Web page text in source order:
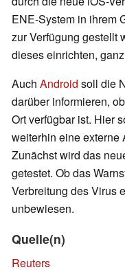
ENE-System in ihrem
zur Verfügung gestellt
dieses einrichten,
Auch Android soll die
darüber informieren,
Ort verfügbar ist. Hier
weiterhin eine externe
Zunächst wird das
getestet. Ob das
Verbreitung des Virus
unbewiesen.
Quelle(n)
Reuters